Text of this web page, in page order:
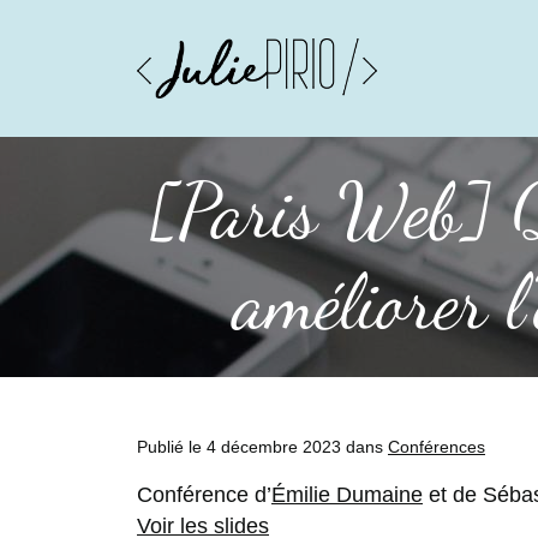
[Paris Web]
améliorer
Publié le 4 décembre 2023 dans Conférences
Conférence d’Émilie Dumaine et de
Voir les slides